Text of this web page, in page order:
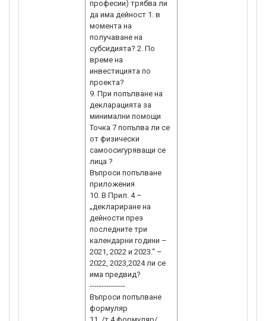
професии) трябва ли
да има дейност 1. в
момента на
получаване на
субсидията? 2. По
време на
инвестицията по
проекта?
9. При попълване на
декларацията за
минимални помощи
Точка 7 попълва ли се
от физически
самоосигуряващи се
лица ?
Въпроси попълване
приложения
10. В Прил. 4 –
„деклариране на
дейности през
последните три
календарни години –
2021, 2022 и 2023.“ –
2022, 2023,2024 ли се
има предвид?
---------------
Въпроси попълване
формуляр